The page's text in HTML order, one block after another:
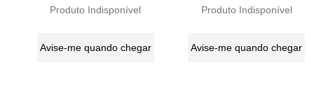
Produto Indisponível
Avise-me quando chegar
Produto Indisponível
Avise-me quando chegar